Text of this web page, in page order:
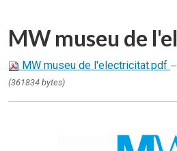
MW museu de
MW museu de l'electricitat.pdf
(361834 bytes)